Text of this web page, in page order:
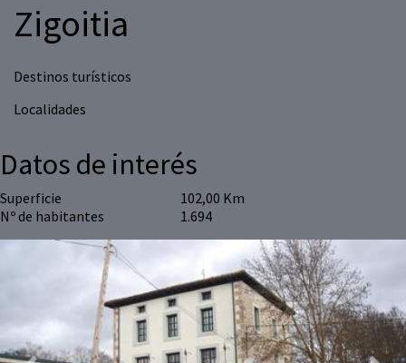
Zigoitia
Destinos turísticos
Localidades
Datos de interés
Superficie
102,00 Km
Nº de habitantes
1.694